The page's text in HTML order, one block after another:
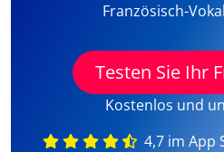
Französisch-
Testen Sie Ihr
Kostenlos und
4,7 im App